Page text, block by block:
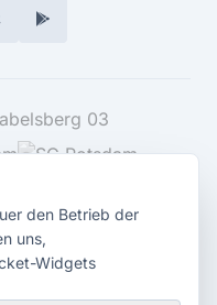
den Betrieb der
uns,
Widgets